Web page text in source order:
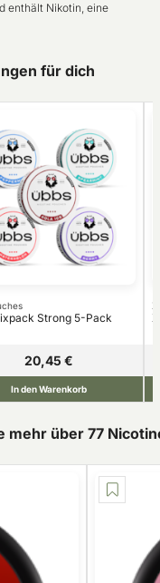
enthält Nikotin, eine
für dich
Strong 5-Pack
20,45 €
In den Warenkorb
X
mehr über 77